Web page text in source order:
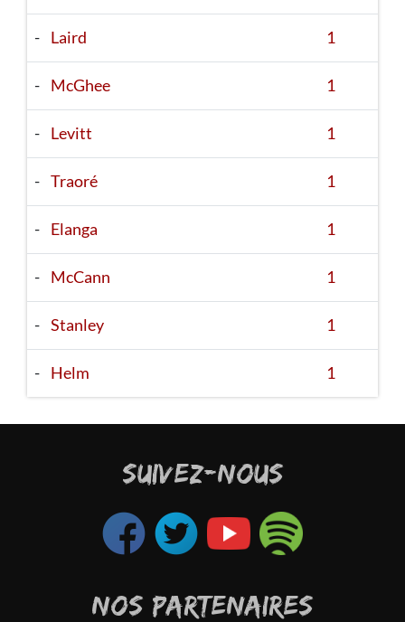
- Laird 1
- McGhee 1
- Levitt 1
- Traoré 1
- Elanga 1
- McCann 1
- Stanley 1
- Helm 1
SUIVEZ-NOUS
NOS PARTENAIRES